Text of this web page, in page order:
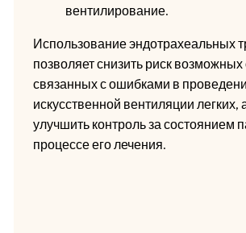
вентилирование.
Использование эндотрахеальных
позволяет снизить риск
связанных с ошибками в
искусственной вентиляции легких,
улучшить контроль за состоянием
процессе его лечения.